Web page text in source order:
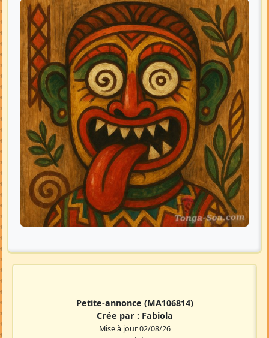
Petite-annonce (MA106814)
Crée par : Fabiola
Mise à jour 02/08/26